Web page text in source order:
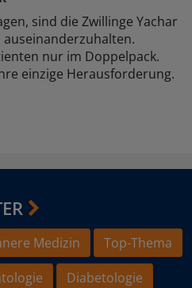
sind die Zwillinge Yachar
auseinanderzuhalten.
nur im Doppelpack.
einzige Herausforderung.
Medizin
Top-Thema
Diabetologie